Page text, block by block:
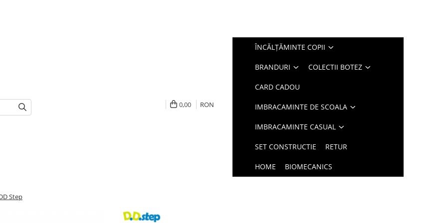
0,00 RON
ÎNCĂLȚĂMINTE COPII
BRANDURI COLECTII BOTEZ
CARD CADOU
IMBRACAMINTE DE SCOALA
IMBRACAMINTE CASUAL
SET CONSTRUCTIE RETUR
HOME BIOMECANICS
Step